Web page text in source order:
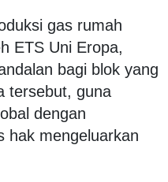
gas rumah
ETS Uni Eropa,
bagi blok yang
tersebut, guna
dengan
hak mengeluarkan